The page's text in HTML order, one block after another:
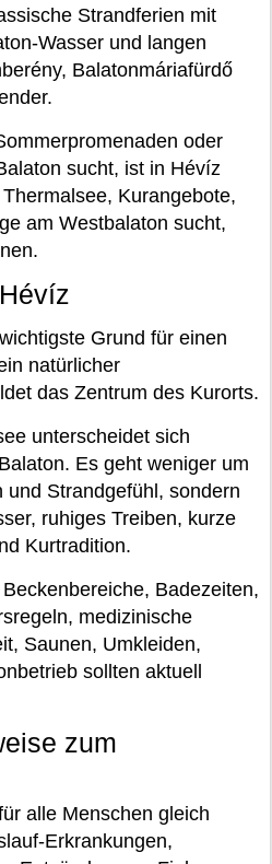
Strandferien mit
Wasser und langen
Balatonmáriafürdő
oder
sucht, ist in Hévíz
Kurangebote,
am Westbalaton sucht,
Grund für einen
natürlicher
das Zentrum des Kurorts.
unterscheidet sich
Es geht weniger um
und Strandgefühl, sondern
ruhiges Treiben, kurze
Kurtradition.
Badezeiten,
medizinische
Saunen, Umkleiden,
sollten aktuell
zum
alle Menschen gleich
Erkrankungen,